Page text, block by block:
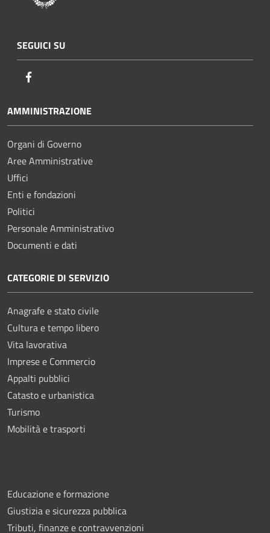
SEGUICI SU
AMMINISTRAZIONE
Organi di Governo
Aree Amministrative
Uffici
Enti e fondazioni
Politici
Personale Amministrativo
Documenti e dati
CATEGORIE DI SERVIZIO
Anagrafe e stato civile
Cultura e tempo libero
Vita lavorativa
Imprese e Commercio
Appalti pubblici
Catasto e urbanistica
Turismo
Mobilità e trasporti
Educazione e formazione
Giustizia e sicurezza pubblica
Tributi, finanze e contravvenzioni